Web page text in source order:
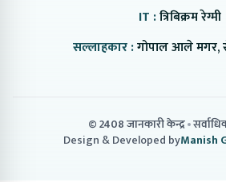
IT :त्रिबिक्रम रेग्मी
सल्लाहकार :गोपाल आले मगर,
© 2408 जानकारी केन्द्र
Design & Developed byManish